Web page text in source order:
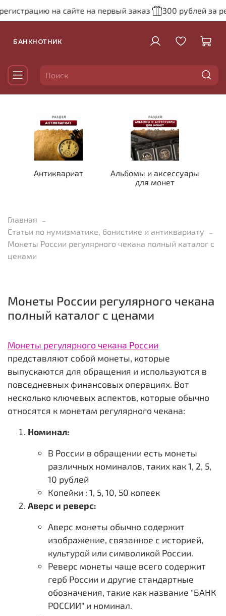
на сайте на первый заказ 300 рублей за
БАНКНОТНИК
Антиквариат
Альбомы и аксессуары
для монет
Главная
Статьи по нумизматике, бонистике и антиквариату
Монеты России регулярного чекана полный каталог с
ценами
Монеты России регулярного чекана
полный каталог с ценами
Монеты регулярного чекана России
представляют собой монеты, которые
выпускаются для обращения и используются в
повседневных финансовых операциях. Вот
несколько ключевых аспектов, которые обычно
относятся к монетам регулярного чекана:
Номинал:
В России в обращении есть монеты
различных номиналов, таких как 1, 2, 5,
10 рублей
Копейки : 1, 5, 10, 50 копеек
Аверс и реверс:
Аверс монеты обычно содержит
изображение, связанное с историей,
культурой или символикой России.
Реверс монеты чаще всего содержит
герб России и другие стандартные
обозначения, такие как название "БАНК
РОССИИ" и номинал.